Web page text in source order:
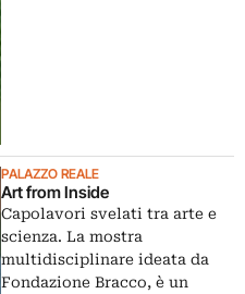
PALAZZO REALE
Art from Inside
Capolavori svelati tra arte e
scienza. La mostra
multidisciplinare ideata da
Fondazione Bracco, è un